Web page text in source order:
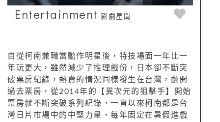
Entertainment 影劇星聞
自從柯南兼職當動作明星後，特技場面一年比一
年玩更大，雖然減少了推理戲份，日本卻不斷突
破票房紀錄，熱賣的情況同樣發生在台灣，翻開
過去票房，從2014年的【異次元的狙擊手】開始
票房就不斷突破系列紀錄，一直以來柯南都是台
灣日片市場中的中堅力量，每年固定在暑假進戲